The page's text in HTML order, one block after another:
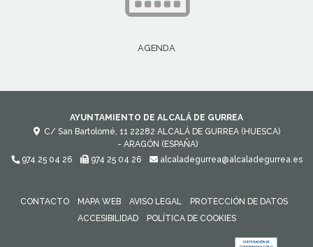
AGENDA
AYUNTAMIENTO DE ALCALÁ DE GURREA
C/ San Bartolomé, 11 22282 ALCALÁ DE GURREA (HUESCA)
- ARAGÓN (ESPAÑA)
974 25 04 26
974 25 04 26 alcaladegurrea@alcaladegurrea.es
CONTACTO MAPA WEB AVISO LEGAL
PROTECCIÓN DE DATOS
ACCESIBILIDAD
POLÍTICA DE COOKIES